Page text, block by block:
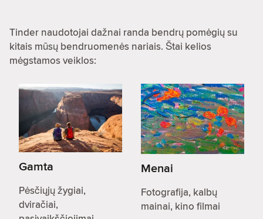
Tinder naudotojai dažnai randa bendrų pomėgių su
kitais mūsų bendruomenės nariais. Štai kelios
mėgstamos veiklos:
Gamta
Pėsčiųjų žygiai,
dviračiai,
Menai
Fotografija, kalbų
mainai, kino filmai